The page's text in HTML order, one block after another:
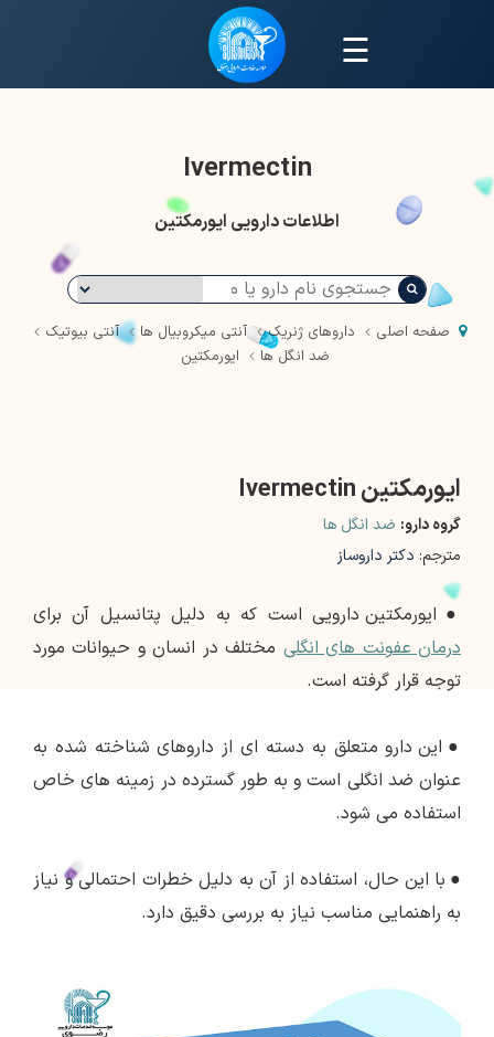
☰
Ivermectin
اطلاعات دارویی ایورمکتین
صفحه اصلی داروهای ژنریک آنتی میکروبیال ها
آنتی بیوتیک
ضد انگل ها
ایورمکتین
ایورمکتین Ivermectin
گروه دارو: ضد انگل ها
مترجم: دکتر داروساز
● ایورمکتین دارویی است که به دلیل پتانسیل آن برای
درمان عفونت های انگلی مختلف در انسان و حیوانات مورد
توجه قرار گرفته است.
● این دارو متعلق به دسته ای از داروهای شناخته شده به
عنوان ضد انگلی است و به طور گسترده در زمینه های خاص
استفاده می شود.
● با این حال، استفاده از آن به دلیل خطرات احتمالی و نیاز
به راهنمایی مناسب نیاز به بررسی دقیق دارد.